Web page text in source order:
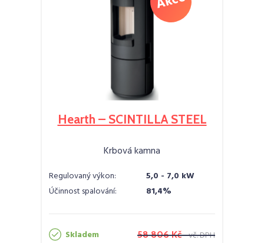
Hearth – SCINTILLA STEEL
Krbová kamna
Regulovaný výkon:
5,0 - 7,0 kW
Účinnost spalování:
81,4%
Skladem 58 806 Kč vč. DPH